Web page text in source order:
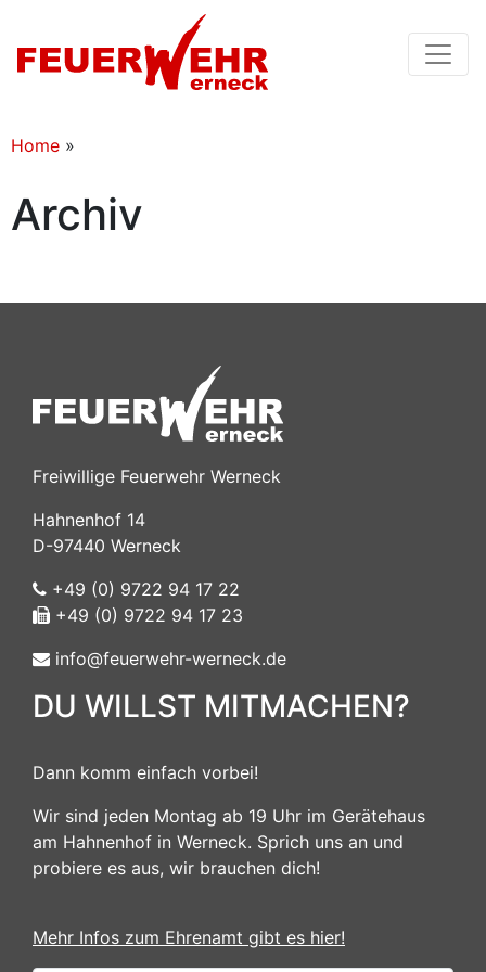
Home »
Archiv
Freiwillige Feuerwehr Werneck
Hahnenhof 14
D-97440 Werneck
+49 (0) 9722 94 17 22
+49 (0) 9722 94 17 23
info@feuerwehr-werneck.de
DU WILLST MITMACHEN?
Dann komm einfach vorbei!
Wir sind jeden Montag ab 19 Uhr im Gerätehaus
am Hahnenhof in Werneck. Sprich uns an und
probiere es aus, wir brauchen dich!
Mehr Infos zum Ehrenamt gibt es hier!